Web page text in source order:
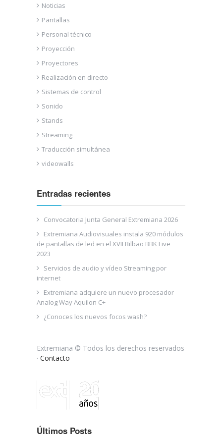
Noticias
Pantallas
Personal técnico
Proyección
Proyectores
Realización en directo
Sistemas de control
Sonido
Stands
Streaming
Traducción simultánea
videowalls
Entradas recientes
Convocatoria Junta General Extremiana 2026
Extremiana Audiovisuales instala 920 módulos
de pantallas de led en el XVII Bilbao BBK Live
2023
Servicios de audio y vídeo Streaming por
internet
Extremiana adquiere un nuevo procesador
Analog Way Aquilon C+
¿Conoces los nuevos focos wash?
Extremiana © Todos los derechos reservados
· Contacto
Últimos Posts